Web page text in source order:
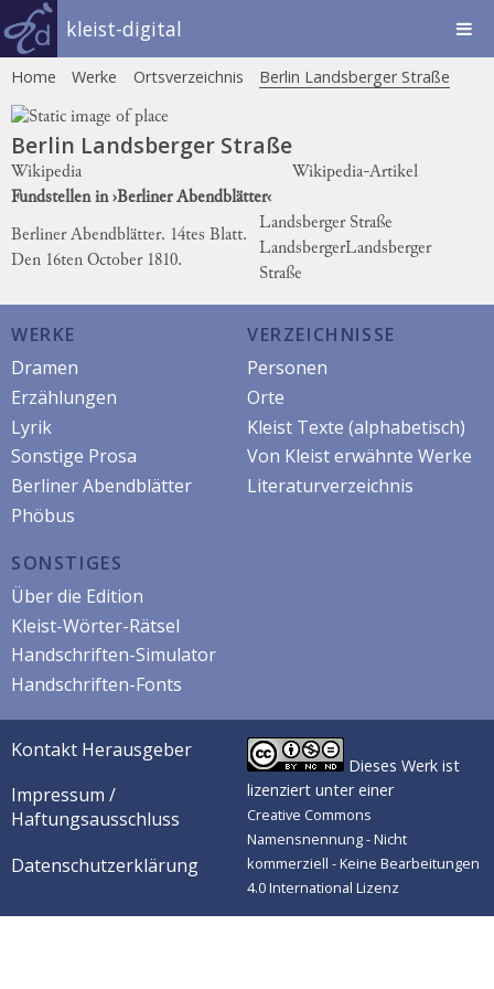
kleist-digital
Home Werke Ortsverzeichnis Berlin Landsberger Straße
Berlin Landsberger Straße
Wikipedia
Wikipedia-Artikel
Fundstellen in ›Berliner Abendblätter‹
Berliner Abendblätter. 14tes Blatt.
Den 16ten October 1810.
Landsberger Straße
LandsbergerLandsberger
Straße
WERKE
Dramen
Erzählungen
Lyrik
Sonstige Prosa
Berliner Abendblätter
Phöbus
VERZEICHNISSE
Personen
Orte
Kleist Texte (alphabetisch)
Von Kleist erwähnte Werke
Literaturverzeichnis
SONSTIGES
Über die Edition
Kleist-Wörter-Rätsel
Handschriften-Simulator
Handschriften-Fonts
Kontakt Herausgeber
Impressum /
Haftungsausschluss
Datenschutzerklärung
Dieses Werk ist
lizenziert unter einer
Creative Commons
Namensnennung - Nicht
kommerziell - Keine Bearbeitungen
4.0 International Lizenz